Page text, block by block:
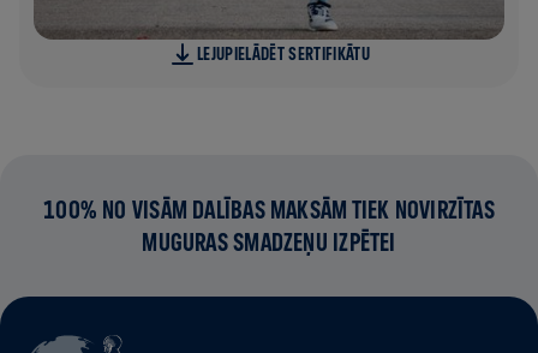
LEJUPIELĀDĒT SERTIFIKĀTU
100% NO VISĀM DALĪBAS MAKSĀM TIEK NOVIRZĪTAS
MUGURAS SMADZEŅU IZPĒTEI